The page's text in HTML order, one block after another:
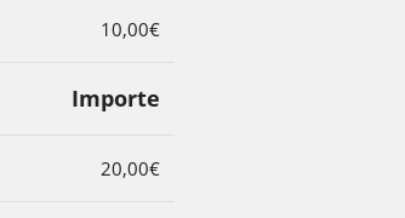
10,00€
Importe
20,00€